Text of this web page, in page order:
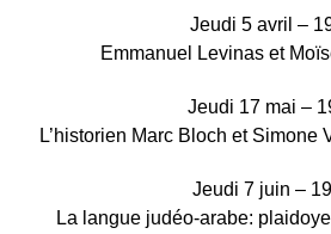
Jeudi 5 avril –
Emmanuel Levinas et
Jeudi 17 mai –
L’historien Marc Bloch et Simone
Jeudi 7 juin –
La langue judéo-arabe: